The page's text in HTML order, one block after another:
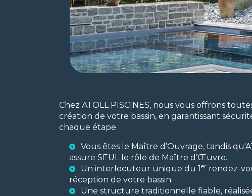
Chez ATOLL PISCINES, nous vous offrons
création de votre bassin, en garantissant
chaque étape :
Vous êtes le Maître d’Ouvrage, tandis
assure SEUL le rôle de Maître d’Œuvre.
Un interlocuteur unique du 1er rendez-
réception de votre bassin.
Une structure traditionnelle fiable,